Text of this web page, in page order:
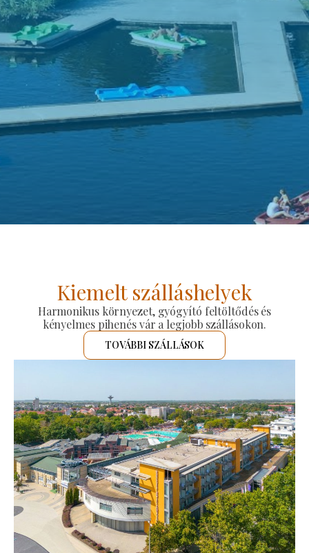
Kiemelt szálláshelyek
Harmonikus környezet, gyógyító feltöltődés és
kényelmes pihenés vár a legjobb szállásokon.
TOVÁBBI SZÁLLÁSOK